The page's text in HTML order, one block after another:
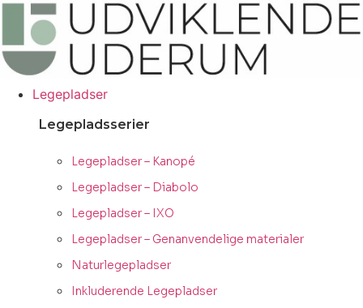
Videre
indhold
Legepladser
Legepladsserier
Legepladser – Kanopé
Legepladser – Diabolo
Legepladser – IXO
Legepladser – Genanvendelige materialer
Naturlegepladser
Inkluderende Legepladser